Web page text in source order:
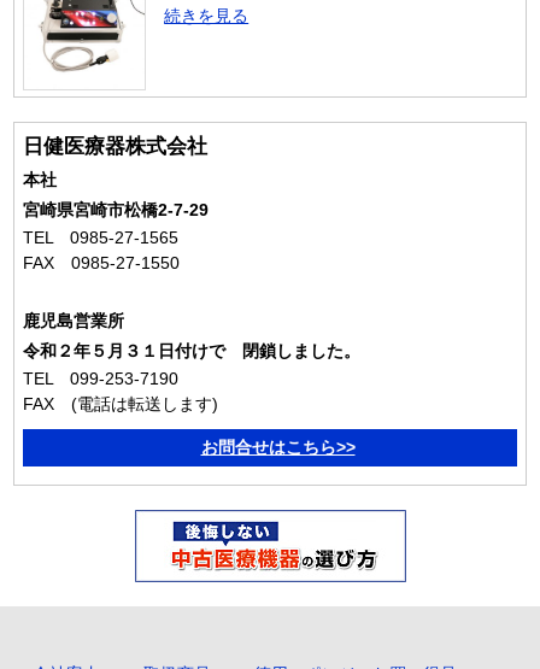
続きを見る
日健医療器株式会社
本社
宮崎県宮崎市松橋2-7-29
TEL 0985-27-1565
FAX 0985-27-1550
鹿児島営業所
令和２年５月３１日付けで 閉鎖しました。
TEL 099-253-7190
FAX (電話は転送します)
お問合せはこちら>>